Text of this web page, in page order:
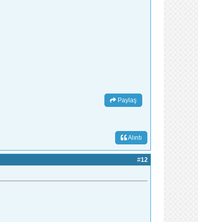
Paylaş
Alıntı
#12